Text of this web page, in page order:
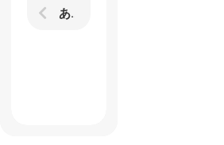
あのHe-Manがベルトスクロールアクションで登場 デモ版が公開されているので遊んでみた